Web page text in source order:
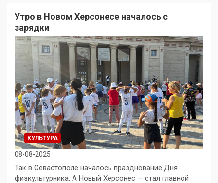
Утро в Новом Херсонесе началось с
зарядки
КУЛЬТУРА
08-08-2025
Так в Севастополе началось празднование Дня
физкультурника. А Новый Херсонес — стал главной